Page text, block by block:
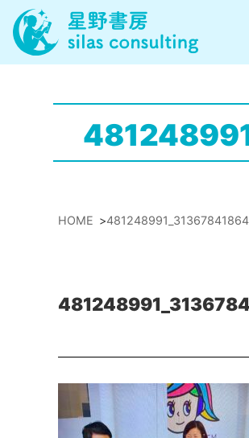
HOME >